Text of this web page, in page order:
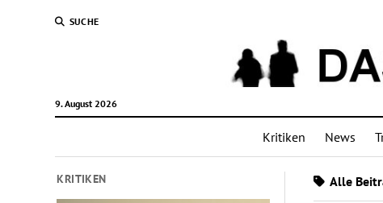
SUCHE
9. August 2026
Kritiken News
KRITIKEN Alle